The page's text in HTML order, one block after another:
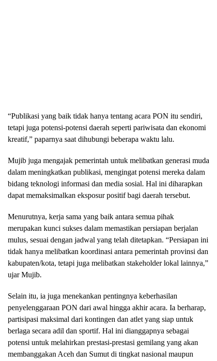
“Publikasi yang baik tidak hanya tentang acara PON itu sendiri,
tetapi juga potensi-potensi daerah seperti pariwisata dan ekonomi
kreatif,” paparnya saat dihubungi beberapa waktu lalu.
Mujib juga mengajak pemerintah untuk melibatkan generasi muda
dalam meningkatkan publikasi, mengingat potensi mereka dalam
bidang teknologi informasi dan media sosial. Hal ini diharapkan
dapat memaksimalkan eksposur positif bagi daerah tersebut.
Menurutnya, kerja sama yang baik antara semua pihak
merupakan kunci sukses dalam memastikan persiapan berjalan
mulus, sesuai dengan jadwal yang telah ditetapkan. “Persiapan ini
tidak hanya melibatkan koordinasi antara pemerintah provinsi dan
kabupaten/kota, tetapi juga melibatkan stakeholder lokal lainnya,”
ujar Mujib.
Selain itu, ia juga menekankan pentingnya keberhasilan
penyelenggaraan PON dari awal hingga akhir acara. Ia berharap,
partisipasi maksimal dari kontingen dan atlet yang siap untuk
berlaga secara adil dan sportif. Hal ini dianggapnya sebagai
potensi untuk melahirkan prestasi-prestasi gemilang yang akan
membanggakan Aceh dan Sumut di tingkat nasional maupun